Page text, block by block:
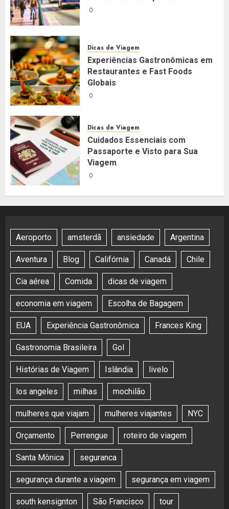
0
Dicas de Viagem
Experiências Gastronômicas em
Restaurantes e Fast Foods
Globais
0
Dicas de Viagem
Cuidados Essenciais com
Passaporte e Visto para Sua
Viagem
0
Aeroporto amsterdã ansiedade Argentina
Aventura Blog Califórnia Canadá Chile
Cia aérea Comida dicas de viagem
economia em viagem Escolha de Bagagem
EUA Experiência Gastronômica Frances King
Gastronomia Brasileira Gol
Histórias de Viagem Islândia livelo
los angeles milhas mochilão
mulheres que viajam mulheres viajantes NYC
Orçamento Perrengue roteiro de viagem
Santa Mônica seguranca
segurança durante a viagem segurança em viagem
south kensignton São Francisco tour